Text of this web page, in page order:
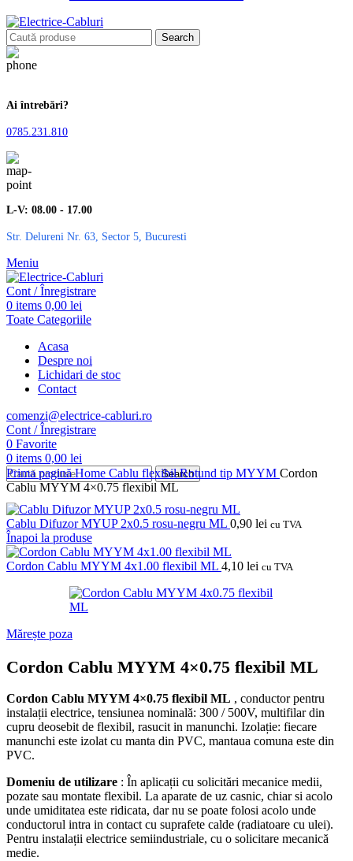
Search
Ai întrebări?
0785.231.810
L-V: 08.00 - 17.00
Str. Delureni Nr. 63, Sector 5, Bucuresti
Meniu
Cont / Înregistrare
0 items 0,00 lei
Toate Categoriile
Acasa
Despre noi
Lichidari de stoc
Contact
comenzi@electrice-cabluri.ro
Cont / Înregistrare
0 Favorite
0 items 0,00 lei
Search
Prima paginăHome Cablu flexibilRotund tip MYYM Cordon
Cablu MYYM 4×0.75 flexibil ML
Cablu Difuzor MYUP 2x0.5 rosu-negru ML 0,90 lei cu TVA
Înapoi la produse
Cordon Cablu MYYM 4x1.00 flexibil ML 4,10 lei cu TVA
Mărește poza
Cordon Cablu MYYM 4×0.75 flexibil ML
Cordon Cablu MYYM 4×0.75 flexibil ML , conductor pentru
instalații electrice, tensiunea nominală: 300 / 500V, multifilar din
cupru deosebit de flexibil, rasucit in manunchi. Izolație: fiecare
manunchi este izolat cu manta din PVC, mantaua comuna este din
PVC.
Domeniu de utilizare : În aplicații cu solicitări mecanice medii,
pozate sau montate flexibil. La aparate de uz casnic, chiar si acolo
unde umiditatea este ridicata, dar nu se poate folosi acolo unde
conductorul intra in contact cu suprafete calde (radiatoare cu ulei).
Pentru instalații electrice semiindustriale, cu o solicitare mecanică
medie.